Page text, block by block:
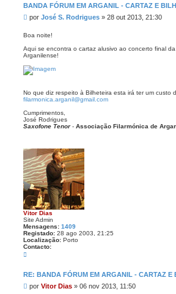
t
c
J
s
é
S
.
d
r
g
u
e
BANDA FÓRUM EM ARGANIL - CARTAZ E
M
n
a
g
e
m
por José S. Rodrigues » 28 out 2013, 21:30
Boa noite!
Aqui se encontra o cartaz alusivo ao concerto final
Arganilense!
No que diz respeito à Bilheteira esta irá ter um custo
filarmonica.arganil@gmail.com
Cumprimentos,
José Rodrigues
Saxofone Tenor- Associação Filarmónica de
Vitor Dias
Site Admin
Mensagens: 1409
Registado: 28 ago 2003, 21:25
Localização: Porto
Contacto:
t
c
RE: BANDA FÓRUM EM ARGANIL - CARTAZ E
M
por Vitor Dias » 06 nov 2013, 11:50